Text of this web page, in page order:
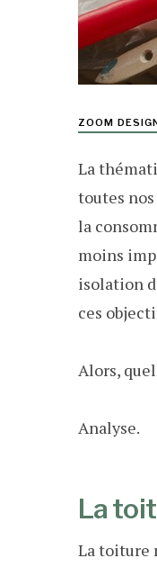
ZOOM
La
toutes
la
moins
isolation
ces
Alors,
Analyse.
La
La toiture